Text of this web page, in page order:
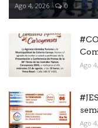
Ago 4, 2026 0
Ago
Ago